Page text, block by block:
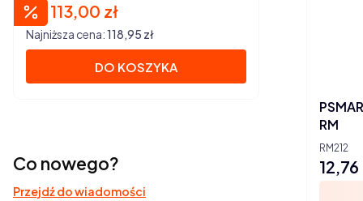
Cena promocyjna
113,00 zł
Najniższa cena:118,95 zł
DO KOSZYKA
Co nowego?
Przejdź do wiadomości
RM212
RM
Cena
12,76